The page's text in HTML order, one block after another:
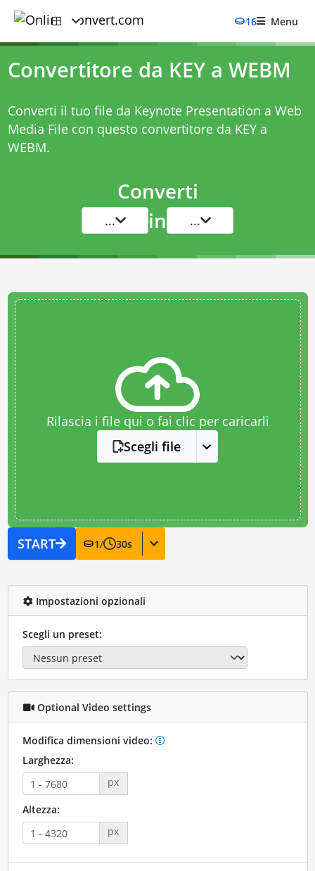
16 Menu
Convertitore da KEY a WEBM
Converti il tuo file da Keynote Presentation a Web
Media File con questo convertitore da KEY a
WEBM.
Converti
... in ...
Rilascia i file qui o fai clic per caricarli
Scegli file
START 1/ 30s
Impostazioni opzionali
Scegli un preset:
Optional Video settings
Modifica dimensioni video:
Larghezza:
px
Altezza:
px